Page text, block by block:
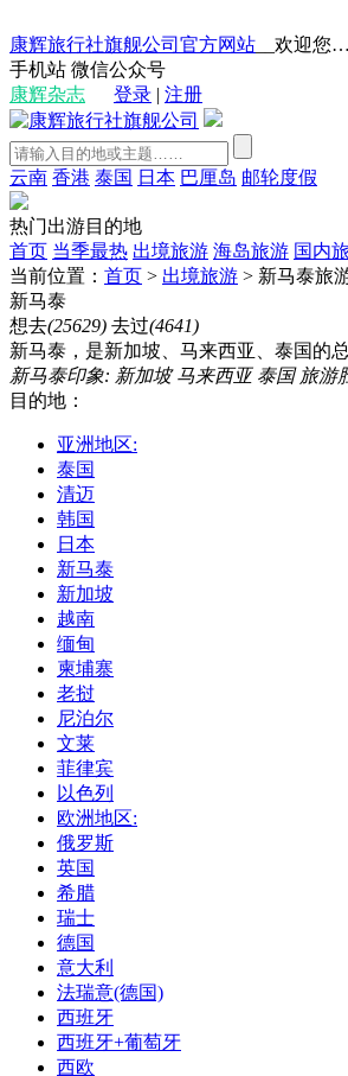
康辉旅行社旗舰公司官方网站 __欢迎
手机站 微信公众号
康辉杂志
登录 | 注册
云南 香港 泰国 日本 巴厘岛 邮轮度假
热门出游目的地
首页 当季最热 出境旅游 海岛旅游 国内
当前位置： 首页 > 出境旅游 > 新马泰旅
新马泰
想去(25629) 去过(4641)
新马泰，是新加坡、马来西亚、泰国的
新马泰印象: 新加坡 马来西亚 泰国 旅游
目的地：
亚洲地区:
泰国
清迈
韩国
日本
新马泰
新加坡
越南
缅甸
柬埔寨
老挝
尼泊尔
文莱
菲律宾
以色列
欧洲地区:
俄罗斯
英国
希腊
瑞士
德国
意大利
法瑞意(德国)
西班牙
西班牙+葡萄牙
西欧